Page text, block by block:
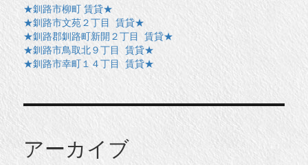
★釧路市柳町 賃貸★
★釧路市文苑２丁目 賃貸★
★釧路郡釧路町新開２丁目 賃貸★
★釧路市鳥取北９丁目 賃貸★
★釧路市幸町１４丁目 賃貸★
アーカイブ